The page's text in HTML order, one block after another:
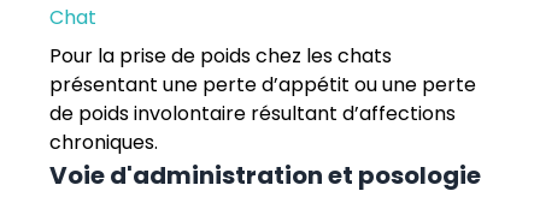
Chat
Pour la prise de poids chez les chats
présentant une perte d’appétit ou une perte
de poids involontaire résultant d’affections
chroniques.
Voie d'administration et posologie